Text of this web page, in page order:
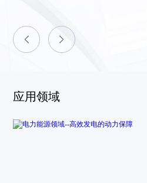
应用领域